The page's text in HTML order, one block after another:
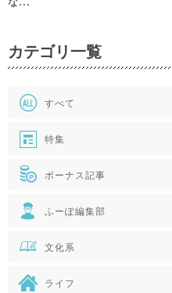
カテゴリ一覧
すべて
特集
ボーナス記事
ふーぽ編集部
文化系
ライフ